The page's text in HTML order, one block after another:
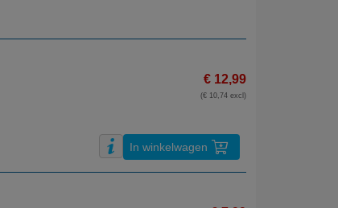
€ 12,99
(€ 10,74 excl)
In winkelwagen